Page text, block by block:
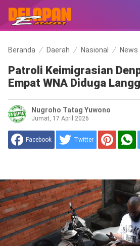
Beranda Daerah Nasional News
Patroli Keimigrasian
Empat WNA Diduga
Nugroho Tatag Yuwono
Jumat, 17 April 2026
Facebook Twitter